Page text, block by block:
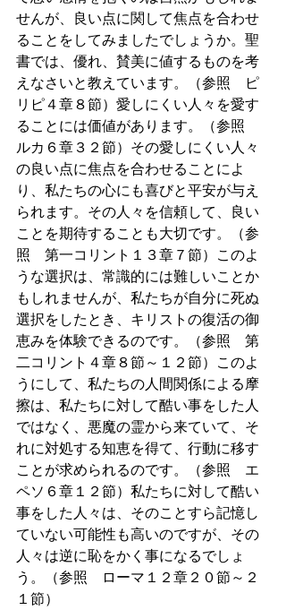
せんが、良い点に関して焦点を合わせ
ることをしてみましたでしょうか。聖
書では、優れ、賛美に値するものを考
えなさいと教えています。（参照　ピ
リピ４章８節）愛しにくい人々を愛す
ることには価値があります。（参照
ルカ６章３２節）その愛しにくい人々
の良い点に焦点を合わせることによ
り、私たちの心にも喜びと平安が与え
られます。その人々を信頼して、良い
ことを期待することも大切です。（参
照　第一コリント１３章７節）このよ
うな選択は、常識的には難しいことか
もしれませんが、私たちが自分に死ぬ
選択をしたとき、キリストの復活の御
恵みを体験できるのです。（参照　第
二コリント４章８節～１２節）このよ
うにして、私たちの人間関係による摩
擦は、私たちに対して酷い事をした人
ではなく、悪魔の霊から来ていて、そ
れに対処する知恵を得て、行動に移す
ことが求められるのです。（参照　エ
ペソ６章１２節）私たちに対して酷い
事をした人々は、そのことすら記憶し
ていない可能性も高いのですが、その
人々は逆に恥をかく事になるでしょ
う。（参照　ローマ１２章２０節～２
１節）